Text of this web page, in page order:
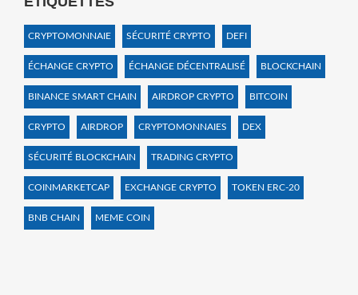
CRYPTOMONNAIE SÉCURITÉ CRYPTO DEFI
ÉCHANGE CRYPTO ÉCHANGE DÉCENTRALISÉ BLOCKCHAIN
BINANCE SMART CHAIN AIRDROP CRYPTO BITCOIN
CRYPTO AIRDROP CRYPTOMONNAIES DEX
SÉCURITÉ BLOCKCHAIN TRADING CRYPTO
COINMARKETCAP EXCHANGE CRYPTO TOKEN ERC-20
BNB CHAIN MEME COIN